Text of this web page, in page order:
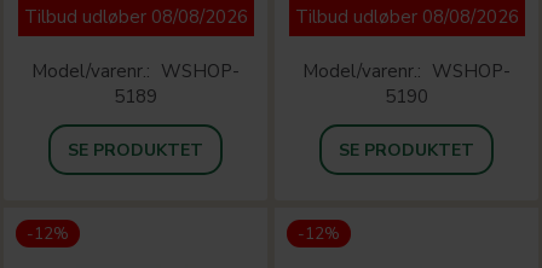
Tilbud udløber 08/08/2026
Model/varenr.: WSHOP-
5189
SE PRODUKTET
Tilbud udløber 08/08/2026
Model/varenr.: WSHOP-
5190
SE PRODUKTET
-12% -12%